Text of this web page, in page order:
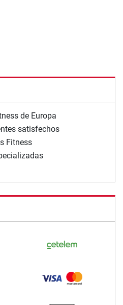
de Europa
satisfechos
Fitness